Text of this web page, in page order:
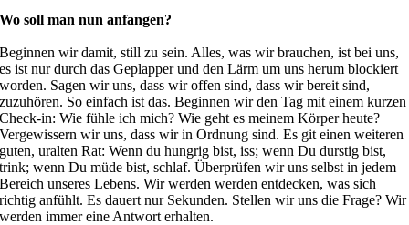
Wo soll man nun anfangen?
Beginnen wir damit, still zu sein. Alles, was wir brauchen, ist bei uns,
es ist nur durch das Geplapper und den Lärm um uns herum blockiert
worden. Sagen wir uns, dass wir offen sind, dass wir bereit sind,
zuzuhören. So einfach ist das. Beginnen wir den Tag mit einem kurzen
Check-in: Wie fühle ich mich? Wie geht es meinem Körper heute?
Vergewissern wir uns, dass wir in Ordnung sind. Es git einen weiteren
guten, uralten Rat: Wenn du hungrig bist, iss; wenn Du durstig bist,
trink; wenn Du müde bist, schlaf. Überprüfen wir uns selbst in jedem
Bereich unseres Lebens. Wir werden werden entdecken, was sich
richtig anfühlt. Es dauert nur Sekunden. Stellen wir uns die Frage? Wir
werden immer eine Antwort erhalten.